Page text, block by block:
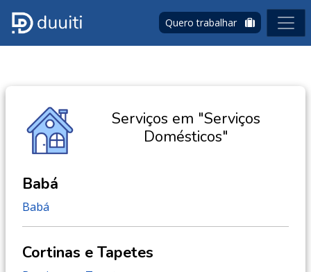
Quero trabalhar
Serviços em "Serviços
Domésticos"
Babá
Babá
Cortinas e Tapetes